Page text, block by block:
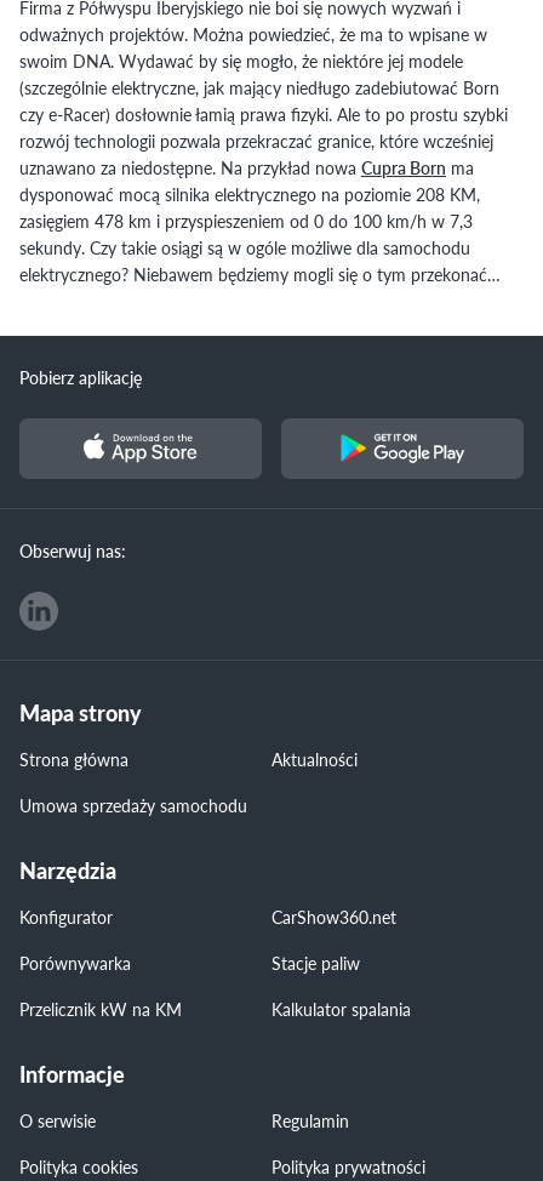
Firma z Półwyspu Iberyjskiego nie boi się nowych wyzwań i
odważnych projektów. Można powiedzieć, że ma to wpisane w
swoim DNA. Wydawać by się mogło, że niektóre jej modele
(szczególnie elektryczne, jak mający niedługo zadebiutować Born
czy e-Racer) dosłownie łamią prawa fizyki. Ale to po prostu szybki
rozwój technologii pozwala przekraczać granice, które wcześniej
uznawano za niedostępne. Na przykład nowa Cupra Born ma
dysponować mocą silnika elektrycznego na poziomie 208 KM,
zasięgiem 478 km i przyspieszeniem od 0 do 100 km/h w 7,3
sekundy. Czy takie osiągi są w ogóle możliwe dla samochodu
elektrycznego? Niebawem będziemy mogli się o tym przekonać…
Pobierz aplikację
Obserwuj nas:
Mapa strony
Strona główna
Aktualności
Umowa sprzedaży samochodu
Narzędzia
Konfigurator
CarShow360.net
Porównywarka
Stacje paliw
Przelicznik kW na KM
Kalkulator spalania
Informacje
O serwisie
Regulamin
Polityka cookies
Polityka prywatności